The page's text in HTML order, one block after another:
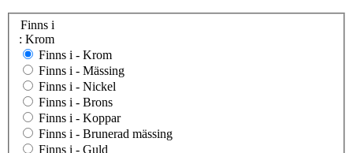
Finns i
: Krom
Finns i - Krom
Finns i - Mässing
Finns i - Nickel
Finns i - Brons
Finns i - Koppar
Finns i - Brunerad mässing
Finns i - Guld